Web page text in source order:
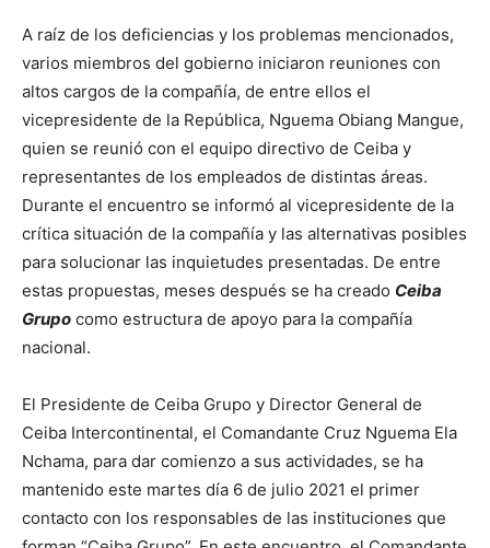
A raíz de los deficiencias y los problemas mencionados,
varios miembros del gobierno iniciaron reuniones con
altos cargos de la compañía, de entre ellos el
vicepresidente de la República, Nguema Obiang Mangue,
quien se reunió con el equipo directivo de Ceiba y
representantes de los empleados de distintas áreas.
Durante el encuentro se informó al vicepresidente de la
crítica situación de la compañía y las alternativas posibles
para solucionar las inquietudes presentadas. De entre
estas propuestas, meses después se ha creado Ceiba
Grupo como estructura de apoyo para la compañía
nacional.
El Presidente de Ceiba Grupo y Director General de
Ceiba Intercontinental, el Comandante Cruz Nguema Ela
Nchama, para dar comienzo a sus actividades, se ha
mantenido este martes día 6 de julio 2021 el primer
contacto con los responsables de las instituciones que